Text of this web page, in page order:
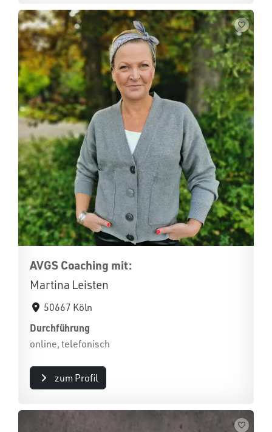
AVGS Coaching mit:
Martina Leisten
50667 Köln
Durchführung
online, telefonisch
zum Profil